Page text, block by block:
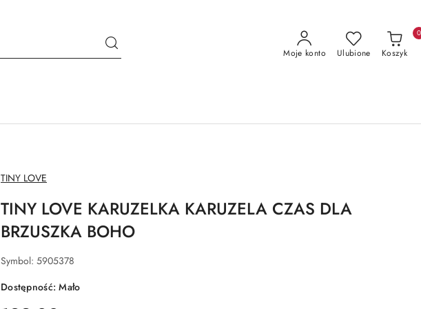
Moje konto Ulubione Koszyk
0
NAZWA
PRODUCENTA:
TINY LOVE
TINY LOVE KARUZELKA KARUZELA CZAS DLA
BRZUSZKA BOHO
Symbol: 5905378
Dostępność:Mało